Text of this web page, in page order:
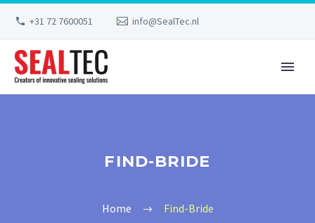
+31 72 7600051 info@SealTec.nl
FIND-BRIDE
Home Find-Bride